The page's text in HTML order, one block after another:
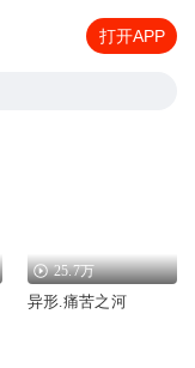
打开APP
25.7万
异形.痛苦之河